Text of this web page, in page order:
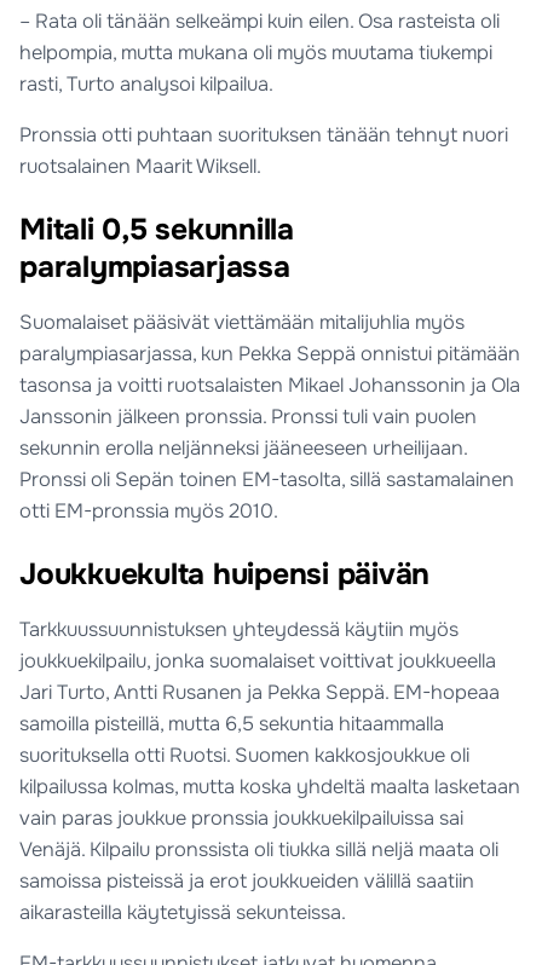
– Rata oli tänään selkeämpi kuin eilen. Osa rasteista oli
helpompia, mutta mukana oli myös muutama tiukempi
rasti, Turto analysoi kilpailua.
Pronssia otti puhtaan suorituksen tänään tehnyt nuori
ruotsalainen Maarit Wiksell.
Mitali 0,5 sekunnilla
paralympiasarjassa
Suomalaiset pääsivät viettämään mitalijuhlia myös
paralympiasarjassa, kun Pekka Seppä onnistui pitämään
tasonsa ja voitti ruotsalaisten Mikael Johanssonin ja Ola
Janssonin jälkeen pronssia. Pronssi tuli vain puolen
sekunnin erolla neljänneksi jääneeseen urheilijaan.
Pronssi oli Sepän toinen EM-tasolta, sillä sastamalainen
otti EM-pronssia myös 2010.
Joukkuekulta huipensi päivän
Tarkkuussuunnistuksen yhteydessä käytiin myös
joukkuekilpailu, jonka suomalaiset voittivat joukkueella
Jari Turto, Antti Rusanen ja Pekka Seppä. EM-hopeaa
samoilla pisteillä, mutta 6,5 sekuntia hitaammalla
suorituksella otti Ruotsi. Suomen kakkosjoukkue oli
kilpailussa kolmas, mutta koska yhdeltä maalta lasketaan
vain paras joukkue pronssia joukkuekilpailuissa sai
Venäjä. Kilpailu pronssista oli tiukka sillä neljä maata oli
samoissa pisteissä ja erot joukkueiden välillä saatiin
aikarasteilla käytetyissä sekunteissa.